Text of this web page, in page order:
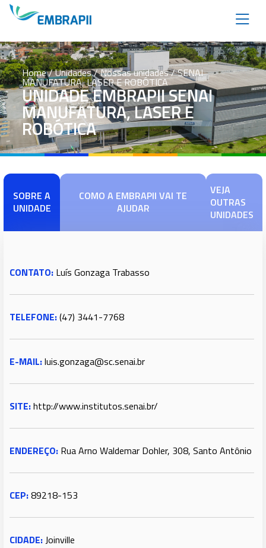
Home/ Unidades / Nossas unidades / SENAI
MANUFATURA, LASER E ROBÓTICA
UNIDADE EMBRAPII SENAI
MANUFATURA, LASER E
ROBÓTICA
SOBRE A
UNIDADE
COMO A EMBRAPII VAI TE
AJUDAR
VEJA
OUTRAS
UNIDADES
CONTATO: Luís Gonzaga Trabasso
TELEFONE:(47) 3441-7768
E-MAIL:luis.gonzaga@sc.senai.br
SITE:http://www.institutos.senai.br/
ENDEREÇO: Rua Arno Waldemar Dohler, 308, Santo Antônio
CEP:89218-153
CIDADE: Joinville